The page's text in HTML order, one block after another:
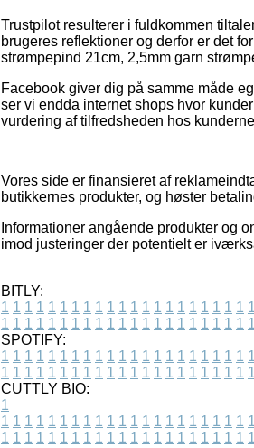
Trustpilot resulterer i fuldkommen
brugeres reflektioner og derfor er det
strømpepind 21cm, 2,5mm garn
Facebook giver dig på samme måde
ser vi endda internet shops hvor
vurdering af tilfredsheden hos
Vores side er finansieret af
butikkernes produkter, og høster
Informationer angående produkter og
imod justeringer der potentielt er
BITLY:
1 1 1 1 1 1 1 1 1 1 1 1 1 1 1 1 1 1 1 1 1 1
1 1 1 1 1 1 1 1 1 1 1 1 1 1 1 1 1 1 1 1 1 1
SPOTIFY:
1 1 1 1 1 1 1 1 1 1 1 1 1 1 1 1 1 1 1 1 1 1
1 1 1 1 1 1 1 1 1 1 1 1 1 1 1 1 1 1 1 1 1 1
CUTTLY BIO:
1
1 1 1 1 1 1 1 1 1 1 1 1 1 1 1 1 1 1 1 1 1 1
1 1 1 1 1 1 1 1 1 1 1 1 1 1 1 1 1 1 1 1 1 1